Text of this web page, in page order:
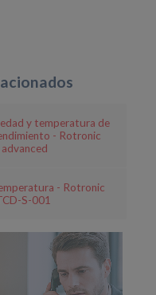
y temperatura de
- Rotronic
- Rotronic
S-001